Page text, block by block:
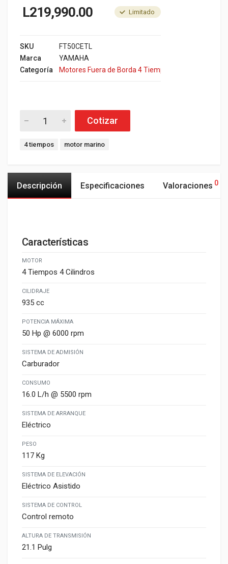
L219,990.00 Limitado
SKU
FT50CETL
Marca
YAMAHA
Categoría
Motores Fuera de Borda 4 Tiempos YAMAHA
Cotizar
4 tiempos motor marino
Descripción Especificaciones Valoraciones 0
Características
MOTOR
4 Tiempos 4 Cilindros
CILIDRAJE
935 cc
POTENCIA MÁXIMA
50 Hp @ 6000 rpm
SISTEMA DE ADMISIÓN
Carburador
CONSUMO
16.0 L/h @ 5500 rpm
SISTEMA DE ARRANQUE
Eléctrico
PESO
117 Kg
SISTEMA DE ELEVACIÓN
Eléctrico Asistido
SISTEMA DE CONTROL
Control remoto
ALTURA DE TRANSMISIÓN
21.1 Pulg